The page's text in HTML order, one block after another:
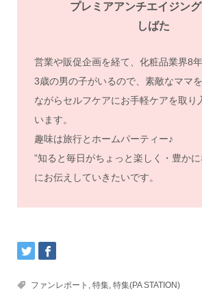
プレミアアンチエイジン
しばた
営業や販促企画を経て、化粧品業界8年
3歳の男の子がいるので、素敵なママ
ながらセルフケアにお手軽ケアを取り
います。
趣味は旅行とホームパーティー♪
”知ると毎日がちょっと楽しく・豊か
にお伝えしていきたいです。
ファンレポート , 特集, 特集(PA STATION)